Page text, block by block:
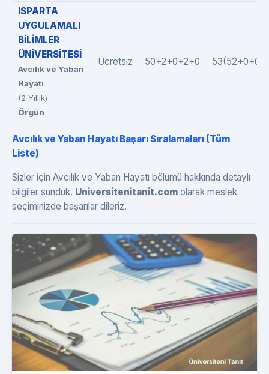
ISPARTA
UYGULAMALI
BİLİMLER
ÜNİVERSİTESİ
Avcılık ve Yaban
Hayatı
(2 Yıllık)
Örgün
Ücretsiz 50+2+0+2+0
Avcılık ve Yaban Hayatı Başarı Sıralamaları (Tüm
Liste)
Sizler için Avcılık ve Yaban Hayatı bölümü hakkında detaylı
bilgiler sunduk. Universitenitanit.com olarak meslek
seçiminizde başarılar dileriz.